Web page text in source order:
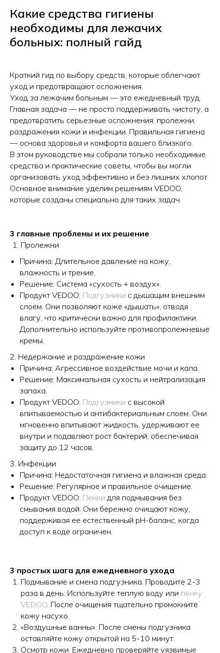
Какие средства гигиены
необходимы для лежачих
больных: полный гайд
Краткий гид по выбору средств, которые облегчают
уход и предотвращают осложнения.
Уход за лежачим больным — это ежедневный труд.
Главная задача — не просто поддерживать чистоту, а
предотвратить серьезные осложнения: пролежни,
раздражения кожи и инфекции. Правильная гигиена
— основа здоровья и комфорта вашего близкого.
В этом руководстве мы собрали только необходимые
средства и практические советы, чтобы вы могли
организовать уход эффективно и без лишних хлопот.
Основное внимание уделим решениям VEDOO,
которые созданы специально для таких задач.
3 главные проблемы и их решение
Пролежни
Причина: Длительное давление на кожу,
влажность и трение.
Решение: Система «сухость + воздух».
Продукт VEDOO: Подгузники с дышащим внешним
слоем. Они позволяют коже «дышать», отводя
влагу, что критически важно для профилактики.
Дополнительно используйте противопролежневые
кремы.
2. Недержание и раздражение кожи
Причина: Агрессивное воздействие мочи и кала.
Решение: Максимальная сухость и нейтрализация
запаха.
Продукт VEDOO: Подгузники с высокой
впитываемостью и антибактериальным слоем. Они
мгновенно впитывают жидкость, удерживают ее
внутри и подавляют рост бактерий, обеспечивая
защиту до 12 часов.
3. Инфекции
Причина: Недостаточная гигиена и влажная среда.
Решение: Регулярное и правильное очищение.
Продукт VEDOO: Пенки для подмывания без
смывания водой. Они бережно очищают кожу,
поддерживая ее естественный pH-баланс, когда
доступ к воде ограничен.
3 простых шага для ежедневного ухода
Подмывание и смена подгузника. Проводите 2-3
раза в день. Используйте теплую воду или пенку
VEDOO . После очищения тщательно промокните
кожу насухо.
«Воздушные ванны». После смены подгузника
оставляйте кожу открытой на 5-10 минут.
Осмотр кожи. Ежедневно проверяйте уязвимые